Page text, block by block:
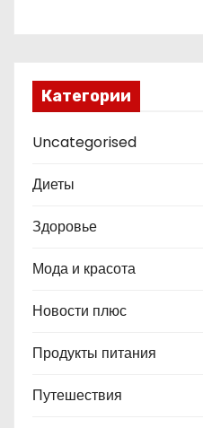
Категории
Uncategorised
Диеты
Здоровье
Мода и красота
Новости плюс
Продукты питания
Путешествия